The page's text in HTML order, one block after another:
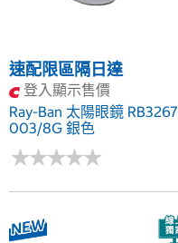
速配限區隔日達
登入顯示售價
Ray-Ban 太陽眼鏡 RB3267
003/8G 銀色
★★★★★
★★★★★